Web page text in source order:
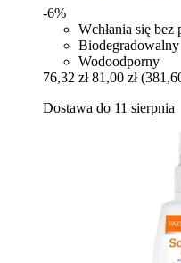
-6%
Wchłania się
Biodegradowalny
Wodoodporny
76,32 zł 81,00 zł
Dostawa do 11 sierpnia